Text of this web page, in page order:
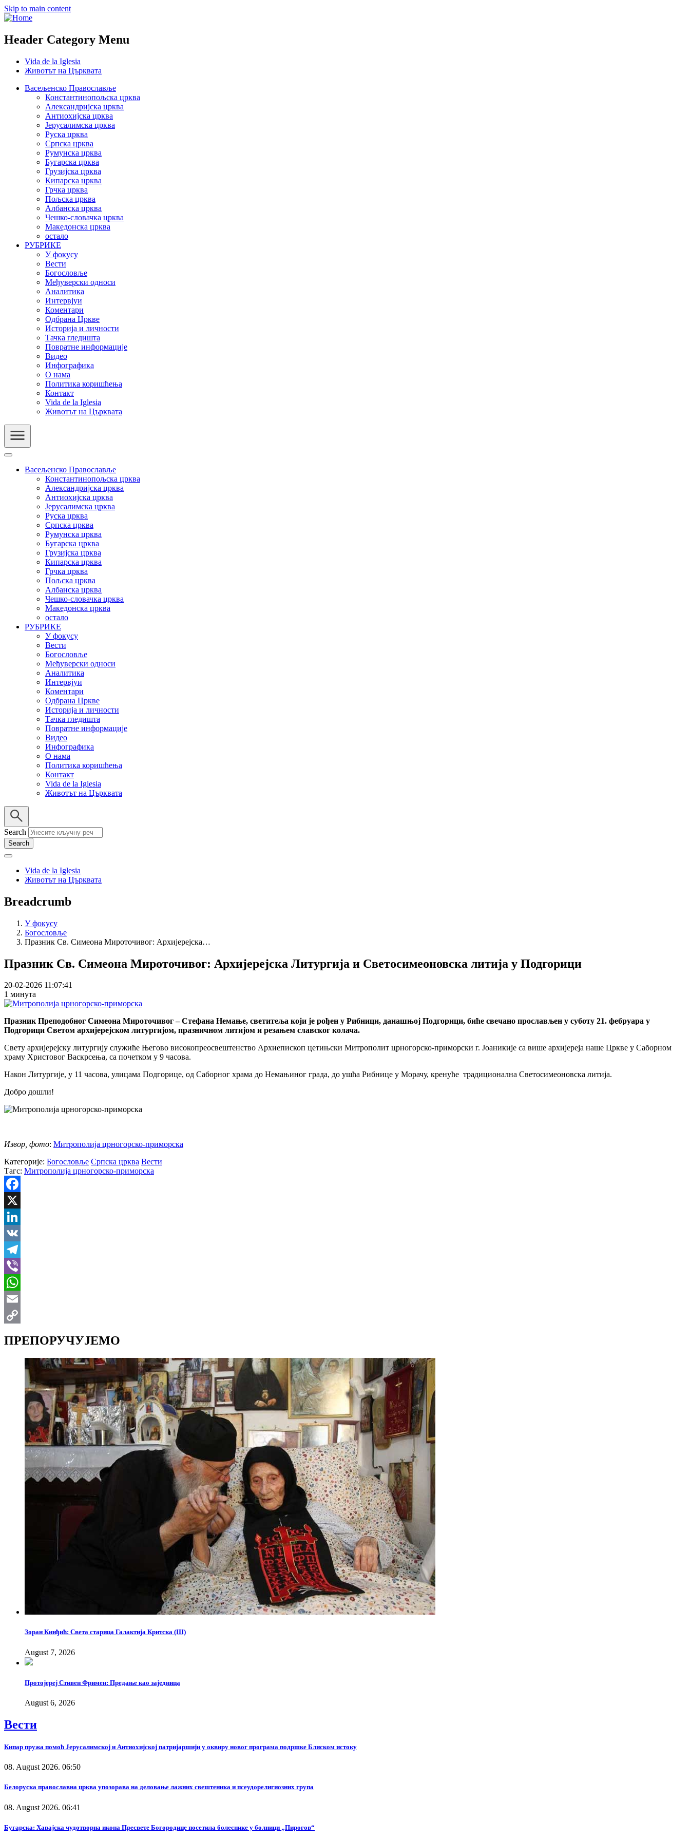
Skip to main content
Header Category Menu
Vida de la Iglesia
Животът на Църквата
Васељенско Православље
Константинопољска црква
Александријска црква
Антиохијска црква
Јерусалимска црква
Руска црква
Српска црква
Румунска црква
Бугарска црква
Грузијска црква
Кипарска црква
Грчка црква
Пољска црква
Албанска црква
Чешко-словачка црква
Македонска црква
остало
РУБРИКЕ
У фокусу
Вести
Богословље
Међуверски односи
Аналитика
Интервјуи
Коментари
Одбрана Цркве
Историја и личности
Тачка гледишта
Повратне информације
Видео
Инфографика
О нама
Политика коришћења
Контакт
Vida de la Iglesia
Животът на Църквата
Васељенско Православље
Константинопољска црква
Александријска црква
Антиохијска црква
Јерусалимска црква
Руска црква
Српска црква
Румунска црква
Бугарска црква
Грузијска црква
Кипарска црква
Грчка црква
Пољска црква
Албанска црква
Чешко-словачка црква
Македонска црква
остало
РУБРИКЕ
У фокусу
Вести
Богословље
Међуверски односи
Аналитика
Интервјуи
Коментари
Одбрана Цркве
Историја и личности
Тачка гледишта
Повратне информације
Видео
Инфографика
О нама
Политика коришћења
Контакт
Vida de la Iglesia
Животът на Църквата
Search
Vida de la Iglesia
Животът на Църквата
Breadcrumb
У фокусу
Богословље
Празник Св. Симеона Мироточивог: Архијерејска…
Празник Св. Симеона Мироточивог: Архијерејска Литургија и Светосимеоновска литија у Подгорици
20-02-2026 11:07:41
1 минута
Празник Преподобног Симеона Мироточивог – Стефана Немање, светитеља који је рођен у Рибници, данашњој Подгорици, биће свечано прослављен у суботу 21. фебруара у
Подгорици Светом архијерејском литургијом, празничном литијом и резањем славског колача.
Свету архијерејску литургију служиће Његово високопреосвештенство Архиепископ цетињски Митрополит црногорско-приморски г. Јоаникије са више архијереја наше Цркве у Саборном
храму Христовог Васкрсења, са почетком у 9 часова.
Након Литургије, у 11 часова, улицама Подгорице, од Саборног храма до Немањиног града, до ушћа Рибнице у Морачу, кренуће традиционална Светосимеоновска литија.
Добро дошли!
Извор, фото: Митрополија црногорско-приморска
Категорије: Богословље Српска црква Вести
Тагс: Митрополија црногорско-приморска
Facebook
X
LinkedIn
VK
Telegram
Viber
WhatsApp
Email
ПРЕПОРУЧУЈЕМО
Зоран Кинђић: Света старица Галактија Критска (III)
August 7, 2026
Протојереј Стивен Фримен: Предање као заједница
August 6, 2026
Вести
Кипар пружа помоћ Јерусалимској и Антиохијској патријаршији у оквиру новог програма подршке Блиском истоку
08. August 2026. 06:50
Белоруска православна црква упозорава на деловање лажних свештеника и псеудорелигиозних група
08. August 2026. 06:41
Бугарска: Хавајска чудотворна икона Пресвете Богородице посетила болеснике у болници „Пирогов“